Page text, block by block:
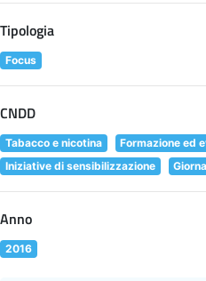
Tipologia
Focus
CNDD
Tabacco e nicotina
Formazione ed
Iniziative di sensibilizzazione
Anno
2016